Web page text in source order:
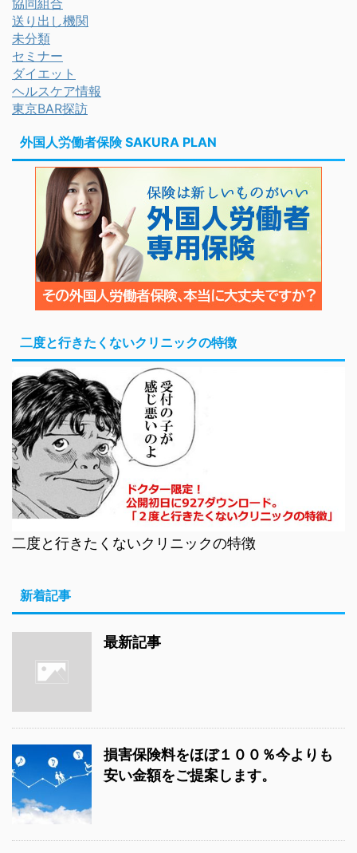
協同組合
送り出し機関
未分類
セミナー
ダイエット
ヘルスケア情報
東京BAR探訪
外国人労働者保険 SAKURA PLAN
二度と行きたくないクリニックの特徴
二度と行きたくないクリニックの特徴
新着記事
最新記事
損害保険料をほぼ１００％今よりも
安い金額をご提案します。